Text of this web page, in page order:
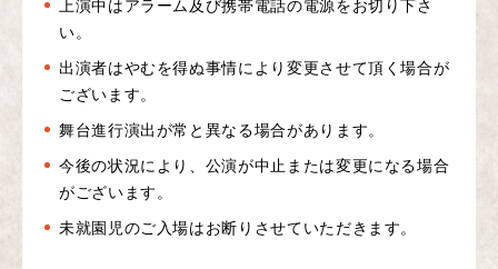
上演中はアラーム及び携帯電話の電源をお切り下さ
い。
出演者はやむを得ぬ事情により変更させて頂く場合が
ございます。
舞台進行演出が常と異なる場合があります。
今後の状況により、公演が中止または変更になる場合
がございます。
未就園児のご入場はお断りさせていただきます。